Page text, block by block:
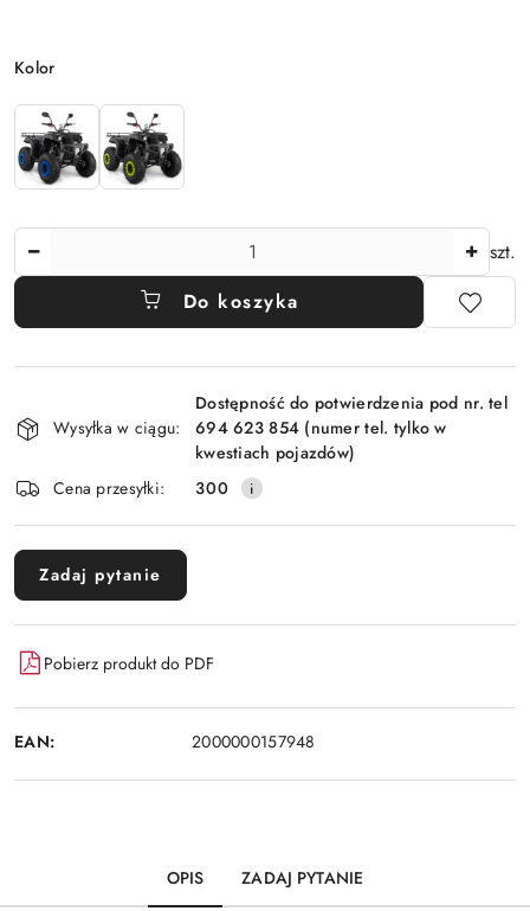
Wariant
Kolor
szt.
Do koszyka
i
dostawaWysyłka w ciągu:
Dostępność do potwierdzenia pod nr. tel
694 623 854 (numer tel. tylko w
kwestiach pojazdów)
Cena przesyłki:
300
Zadaj pytanie
Pobierz produkt do PDF
EAN: 2000000157948
OPIS ZADAJ PYTANIE